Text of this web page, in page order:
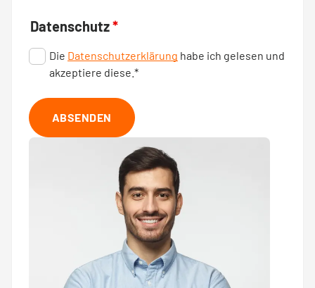
Datenschutz*
Die Datenschutzerklärung habe ich gelesen und
akzeptiere diese.*
ABSENDEN